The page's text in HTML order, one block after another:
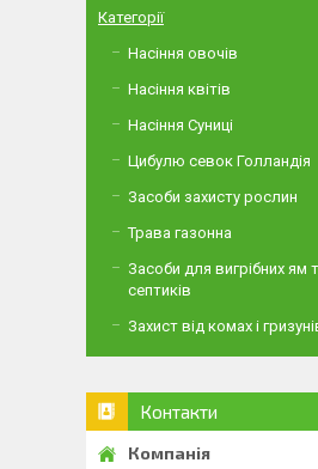
Категорії
Насіння овочів
Насіння квітів
Насіння Суниці
Цибулю севок Голландія
Засоби захисту рослин
Трава газонна
Засоби для вигрібних ям
септиків
Захист від комах і
Контакти